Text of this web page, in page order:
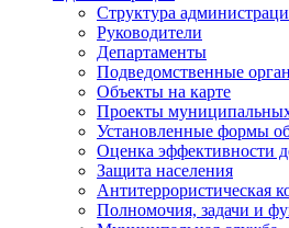
Структура
Руководители
Департаменты
Подведомственные
Объекты на карте
Проекты
Установленные формы
Оценка эффективности
Защита населения
Антитеррористическая
Полномочия, задачи и